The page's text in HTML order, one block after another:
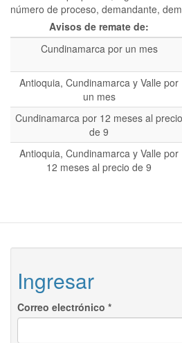
número de proceso, demandante,
Avisos de remate de:
Cundinamarca por un mes
Antioquia, Cundinamarca y Valle por
un mes
Cundinamarca por 12 meses al precio
de 9
Antioquia, Cundinamarca y Valle por
12 meses al precio de 9
Ingresar
Correo electrónico *